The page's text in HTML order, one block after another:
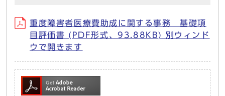
重度障害者医療費助成に関する事務 基礎項
目評価書 (PDF形式、93.88KB) 別ウィンド
ウで開きます